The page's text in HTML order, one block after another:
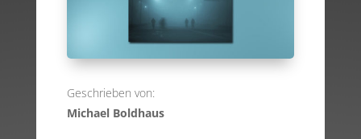
Geschrieben von:
Michael Boldhaus